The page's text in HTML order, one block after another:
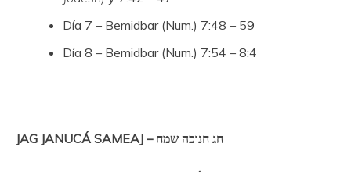
Día 7 – Bemidbar (Num.) 7:48 – 59
Día 8 – Bemidbar (Num.) 7:54 – 8:4
JAG JANUCÁ SAMEAJ – חג חנוכה שמח